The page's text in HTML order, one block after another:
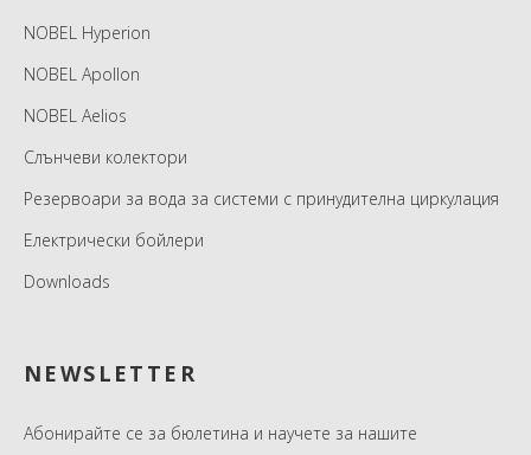
NOBEL Hyperion
NOBEL Apollon
NOBEL Aelios
Слънчеви колектори
Резервоари за вода за системи с принудителна циркулация
Електрически бойлери
Downloads
NEWSLETTER
Абонирайте се за бюлетина и научете за нашите